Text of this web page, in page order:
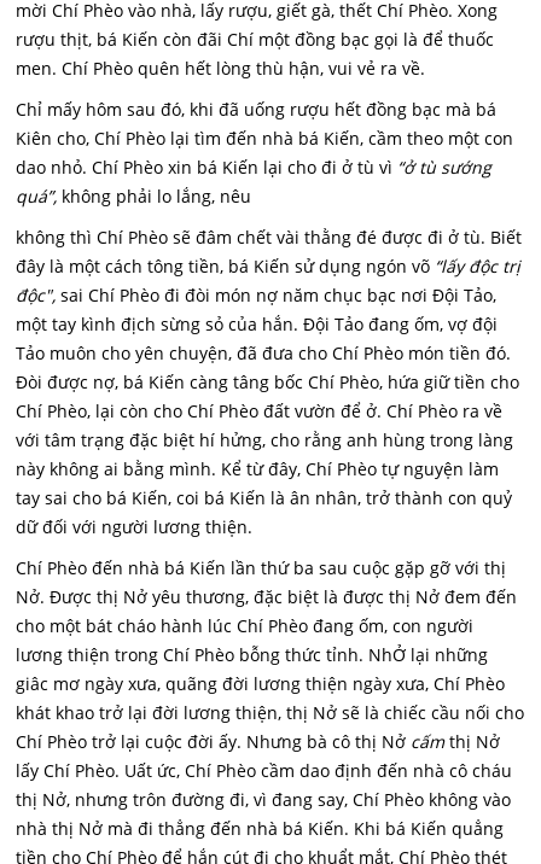
mời Chí Phèo vào nhà, lấy rượu, giết gà, thết Chí Phèo. Xong
rượu thịt, bá Kiến còn đãi Chí một đồng bạc gọi là để thuốc
men. Chí Phèo quên hết lòng thù hận, vui vẻ ra về.
Chỉ mấy hôm sau đó, khi đã uống rượu hết đồng bạc mà bá
Kiên cho, Chí Phèo lại tìm đến nhà bá Kiến, cầm theo một con
dao nhỏ. Chí Phèo xin bá Kiến lại cho đi ở tù vì “ở tù sướng
quá”, không phải lo lắng, nêu
không thì Chí Phèo sẽ đâm chết vài thằng đé được đi ở tù. Biết
đây là một cách tông tiền, bá Kiến sử dụng ngón võ “lấy độc trị
độc", sai Chí Phèo đi đòi món nợ năm chục bạc nơi Đội Tảo,
một tay kình địch sừng sỏ của hắn. Đội Tảo đang ốm, vợ đội
Tảo muôn cho yên chuyện, đã đưa cho Chí Phèo món tiền đó.
Đòi được nợ, bá Kiến càng tâng bốc Chí Phèo, hứa giữ tiền cho
Chí Phèo, lại còn cho Chí Phèo đất vườn để ở. Chí Phèo ra về
với tâm trạng đặc biệt hí hửng, cho rằng anh hùng trong làng
này không ai bằng mình. Kể từ đây, Chí Phèo tự nguyện làm
tay sai cho bá Kiến, coi bá Kiến là ân nhân, trở thành con quỷ
dữ đối với người lương thiện.
Chí Phèo đến nhà bá Kiến lần thứ ba sau cuộc gặp gỡ với thị
Nở. Được thị Nở yêu thương, đặc biệt là được thị Nở đem đến
cho một bát cháo hành lúc Chí Phèo đang ốm, con người
lương thiện trong Chí Phèo bỗng thức tỉnh. NhỞ lại những
giâc mơ ngày xưa, quãng đời lương thiện ngày xưa, Chí Phèo
khát khao trở lại đời lương thiện, thị Nở sẽ là chiếc cầu nối cho
Chí Phèo trở lại cuộc đời ấy. Nhưng bà cô thị Nở cấmthị Nở
lấy Chí Phèo. Uất ức, Chí Phèo cầm dao định đến nhà cô cháu
thị Nở, nhưng trôn đường đi, vì đang say, Chí Phèo không vào
nhà thị Nở mà đi thẳng đến nhà bá Kiến. Khi bá Kiến quẳng
tiền cho Chí Phèo để hắn cút đi cho khuẩt mắt, Chí Phèo thét